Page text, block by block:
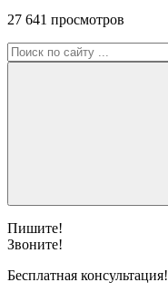
27 641 просмотров
Пишите!
Звоните!
Бесплатная консультация!